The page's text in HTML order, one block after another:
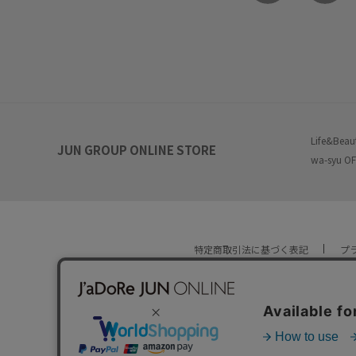
JUN GROUP ONLINE STORE
wa-syu
特定商取引法に基づく表記 プ